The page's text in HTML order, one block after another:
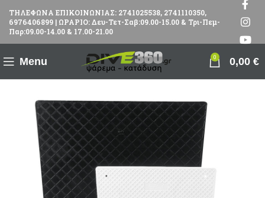
ΤΗΛΕΦΩΝΑ ΕΠΙΚΟΙΝΩΝΙΑΣ: 2741025538, 2741110350,
6976406899 | ΩΡΑΡΙΟ: Δευ-Τετ-Σαβ:09.00-15.00 & Τρι-Πεμ-
Παρ:09.00-14.00 & 17.00-21.00
Menu 0 0,00 €